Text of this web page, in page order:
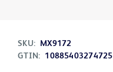
SKU:
MX9172
GTIN:
10885403274725